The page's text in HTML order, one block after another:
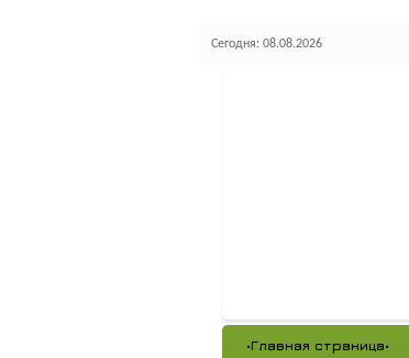
Сегодня: 08.08.2026
•Главная страница•